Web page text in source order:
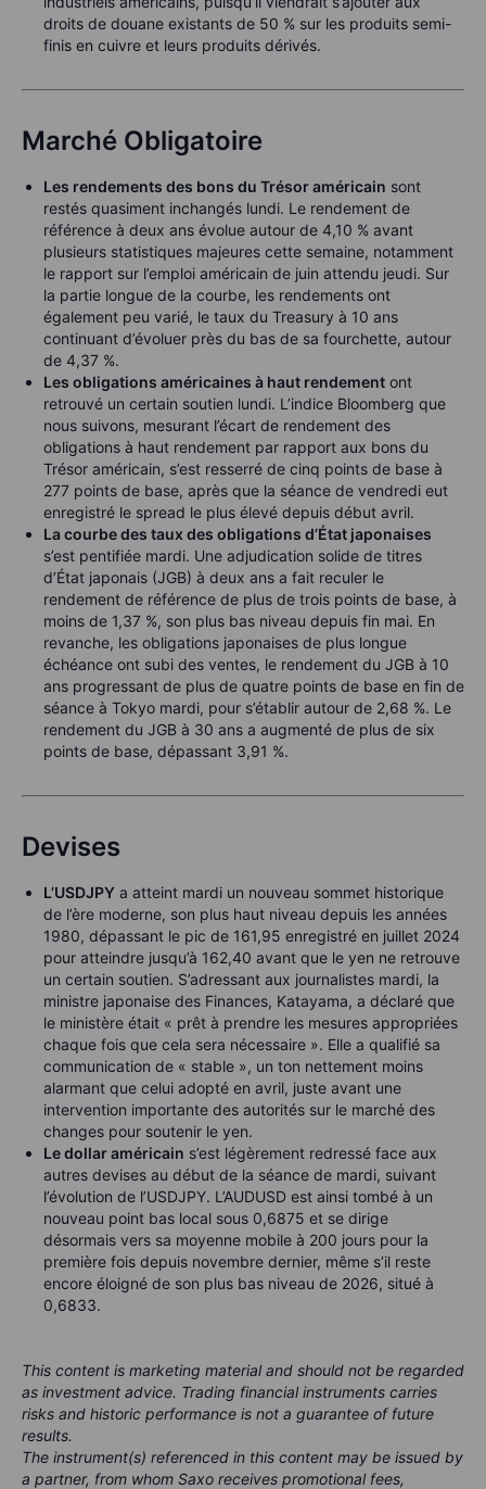
droits de douane existants de 50 % sur les produits semi-
finis en cuivre et leurs produits dérivés.
Marché Obligatoire
Les rendements des bons du Trésor américain sont
restés quasiment inchangés lundi. Le rendement de
référence à deux ans évolue autour de 4,10 % avant
plusieurs statistiques majeures cette semaine, notamment
le rapport sur l’emploi américain de juin attendu jeudi. Sur
la partie longue de la courbe, les rendements ont
également peu varié, le taux du Treasury à 10 ans
continuant d’évoluer près du bas de sa fourchette, autour
de 4,37 %.
Les obligations américaines à haut rendement ont
retrouvé un certain soutien lundi. L’indice Bloomberg que
nous suivons, mesurant l’écart de rendement des
obligations à haut rendement par rapport aux bons du
Trésor américain, s’est resserré de cinq points de base à
277 points de base, après que la séance de vendredi eut
enregistré le spread le plus élevé depuis début avril.
La courbe des taux des obligations d’État japonaises
s’est pentifiée mardi. Une adjudication solide de titres
d’État japonais (JGB) à deux ans a fait reculer le
rendement de référence de plus de trois points de base, à
moins de 1,37 %, son plus bas niveau depuis fin mai. En
revanche, les obligations japonaises de plus longue
échéance ont subi des ventes, le rendement du JGB à 10
ans progressant de plus de quatre points de base en fin de
séance à Tokyo mardi, pour s’établir autour de 2,68 %. Le
rendement du JGB à 30 ans a augmenté de plus de six
points de base, dépassant 3,91 %.
Devises
L’USDJPY a atteint mardi un nouveau sommet historique
de l’ère moderne, son plus haut niveau depuis les années
1980, dépassant le pic de 161,95 enregistré en juillet 2024
pour atteindre jusqu’à 162,40 avant que le yen ne retrouve
un certain soutien. S’adressant aux journalistes mardi, la
ministre japonaise des Finances, Katayama, a déclaré que
le ministère était « prêt à prendre les mesures appropriées
chaque fois que cela sera nécessaire ». Elle a qualifié sa
communication de « stable », un ton nettement moins
alarmant que celui adopté en avril, juste avant une
intervention importante des autorités sur le marché des
changes pour soutenir le yen.
Le dollar américain s’est légèrement redressé face aux
autres devises au début de la séance de mardi, suivant
l’évolution de l’USDJPY. L’AUDUSD est ainsi tombé à un
nouveau point bas local sous 0,6875 et se dirige
désormais vers sa moyenne mobile à 200 jours pour la
première fois depuis novembre dernier, même s’il reste
encore éloigné de son plus bas niveau de 2026, situé à
0,6833.
This content is marketing material and should not be regarded
as investment advice. Trading financial instruments carries
risks and historic performance is not a guarantee of future
results.
The instrument(s) referenced in this content may be issued by
a partner, from whom Saxo receives promotional fees,